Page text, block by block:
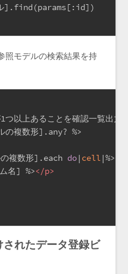
].find(params[ :id])
照モデルの検索結果を持
以上あることを確認一覧出力
の複数形].any? %>
複数形].each do| cell|%>
名] %></p>
れたデータ登録ビ